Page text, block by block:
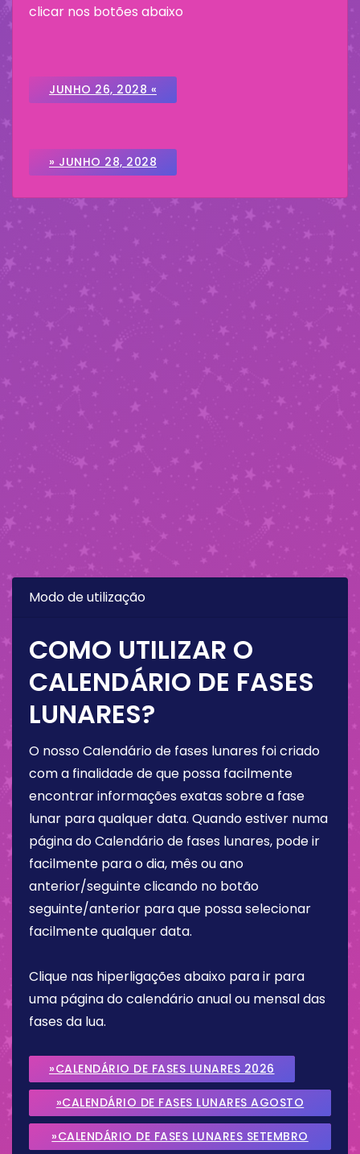
clicar nos botões abaixo
JUNHO 26, 2028 «
» JUNHO 28, 2028
Modo de utilização
COMO UTILIZAR O
CALENDÁRIO DE FASES
LUNARES?
O nosso Calendário de fases lunares foi criado
com a finalidade de que possa facilmente
encontrar informações exatas sobre a fase
lunar para qualquer data. Quando estiver numa
página do Calendário de fases lunares, pode ir
facilmente para o dia, mês ou ano
anterior/seguinte clicando no botão
seguinte/anterior para que possa selecionar
facilmente qualquer data.
Clique nas hiperligações abaixo para ir para
uma página do calendário anual ou mensal das
fases da lua.
»CALENDÁRIO DE FASES LUNARES 2026
»CALENDÁRIO DE FASES LUNARES AGOSTO
2026
»CALENDÁRIO DE FASES LUNARES SETEMBRO